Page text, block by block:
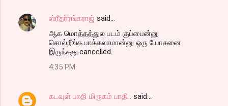
ஸ்ரீதர்ரங்கராஜ் said…
ஆக மொத்தத்துல படம் குப்பைன்னு
சொல்றீங்க.பாக்கலாமான்னு ஒரு யோசனை
இருந்தது.cancelled.
4:35 PM
கடவுள் பாதி மிருகம் பாதி..
said…